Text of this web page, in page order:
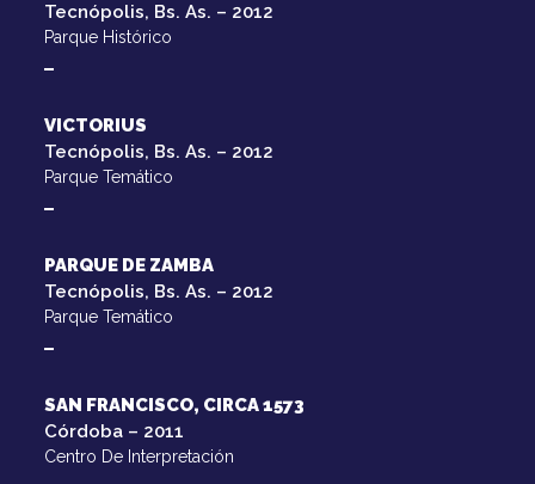
Tecnópolis, Bs. As. – 2012
Parque Histórico
VICTORIUS
Tecnópolis, Bs. As. – 2012
Parque Temático
PARQUE DE ZAMBA
Tecnópolis, Bs. As. – 2012
Parque Temático
SAN FRANCISCO, CIRCA 1573
Córdoba – 2011
Centro De Interpretación